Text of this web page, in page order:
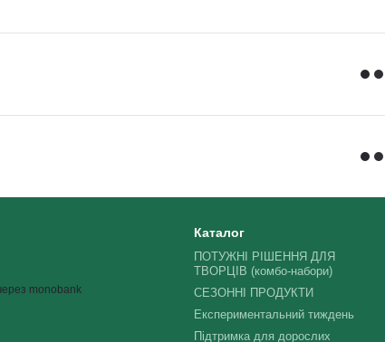
Каталог
ПОТУЖНІ РІШЕННЯ ДЛЯ
ТВОРЦІВ (комбо-набори)
СЕЗОННІ ПРОДУКТИ
Експериментальний тиждень
Підтримка для дорослих